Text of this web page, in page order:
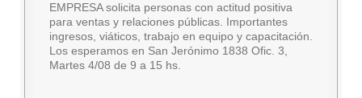
EMPRESA solicita personas con actitud positiva
para ventas y relaciones públicas. Importantes
ingresos, viáticos, trabajo en equipo y capacitación.
Los esperamos en San Jerónimo 1838 Ofic. 3,
Martes 4/08 de 9 a 15 hs.